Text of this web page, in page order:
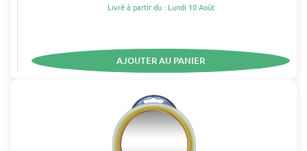
Livré à partir du : Lundi 10 Août
AJOUTER AU PANIER